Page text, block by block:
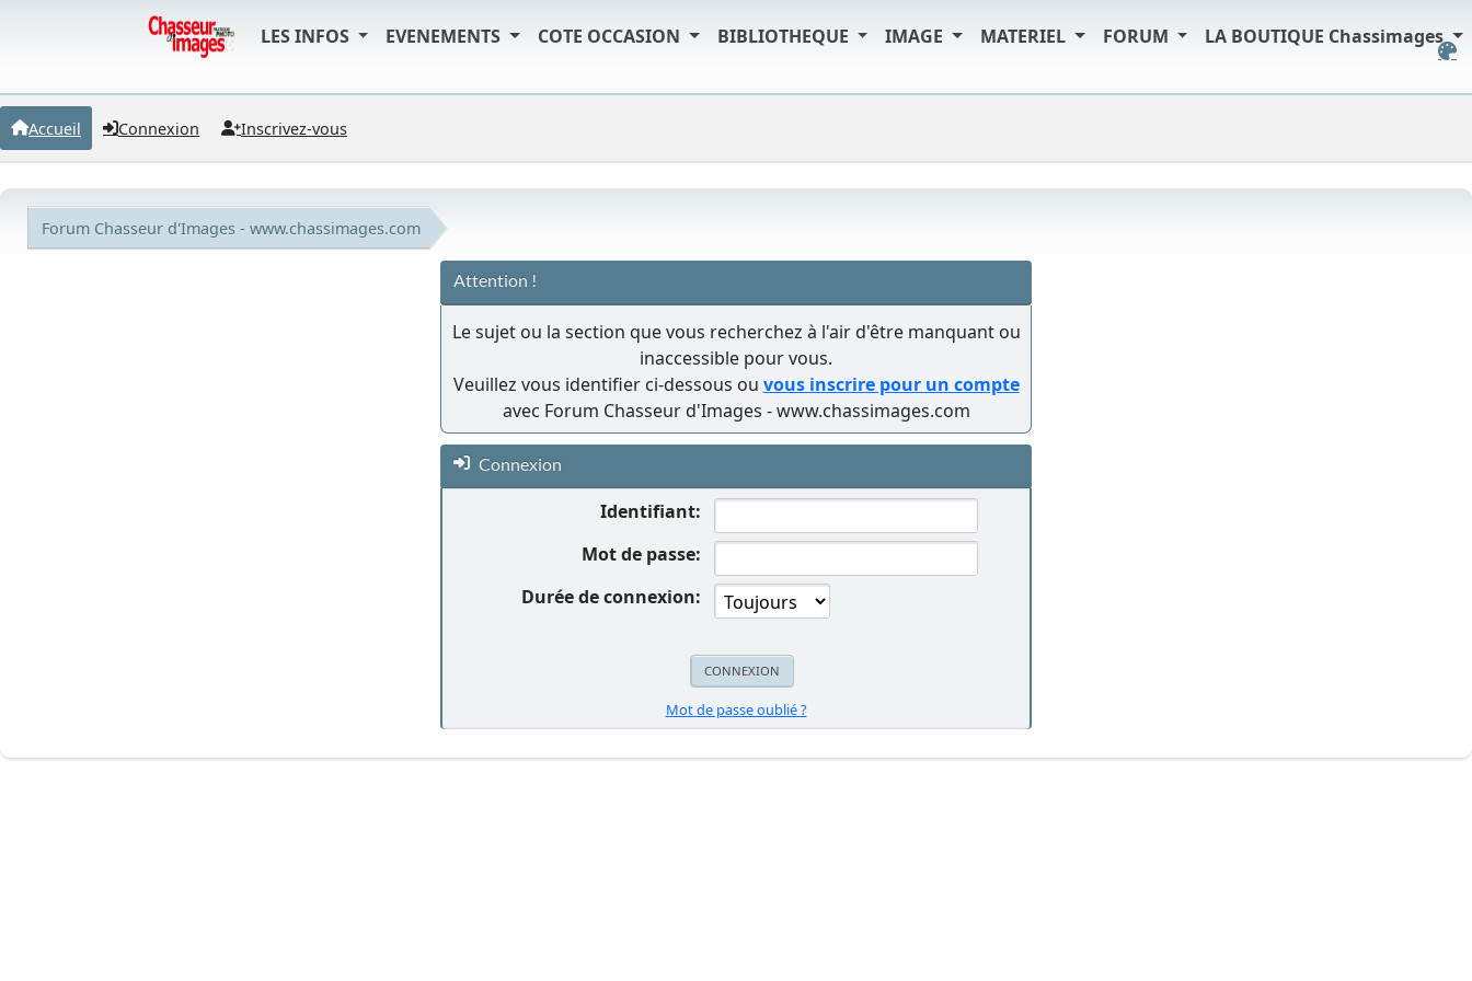
LES INFOS EVENEMENTS COTE OCCASION BIBLIOTHEQUE IMAGE MATERIEL FORUM LA BOUTIQUE Chassimages
Accueil Connexion Inscrivez-vous
Forum Chasseur d'Images - www.chassimages.com
Attention !
Le sujet ou la section que vous recherchez à l'air d'être manquant ou
inaccessible pour vous.
Veuillez vous identifier ci-dessous ou vous inscrire pour un compte
avec Forum Chasseur d'Images - www.chassimages.com
Connexion
Identifiant:
Mot de passe:
Durée de connexion:
Mot de passe oublié ?